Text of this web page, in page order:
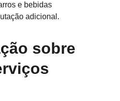
e bebidas
adicional.
sobre